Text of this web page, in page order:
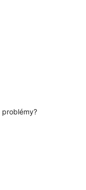
problémy?